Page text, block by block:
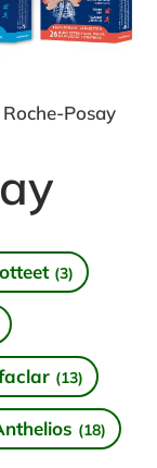
Roche-Posay
(3)
(13)
(18)